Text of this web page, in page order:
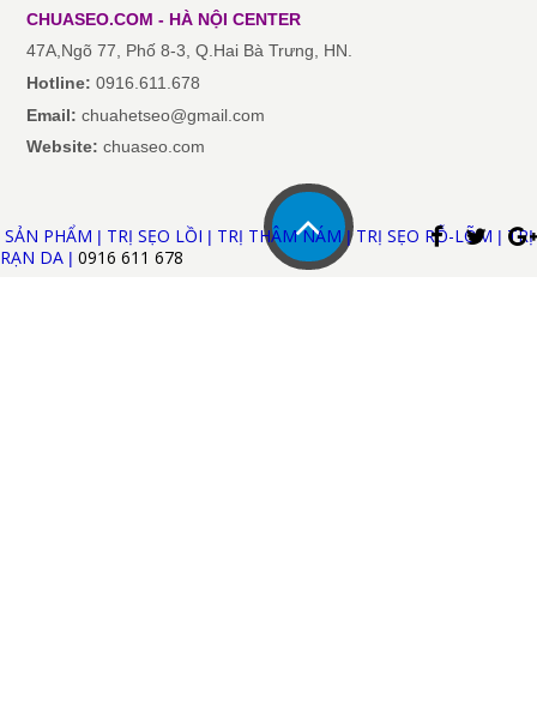
CHUASEO.COM - HÀ NỘICENTER
47A,Ngõ 77, Phố 8-3, Q.Hai Bà Trưng, HN.
Hotline: 0916.611.678
Email:chuahetseo@gmail.com
Website: chuaseo.com
SẢN PHẨM | TRỊ SẸO LỒI | TRỊ THÂM NÁM|TRỊ SẸO RỖ-LÕM | TRỊ
RẠN DA | 0916 611 678